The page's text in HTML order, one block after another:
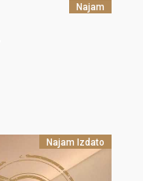
Najam
Najam Izdato